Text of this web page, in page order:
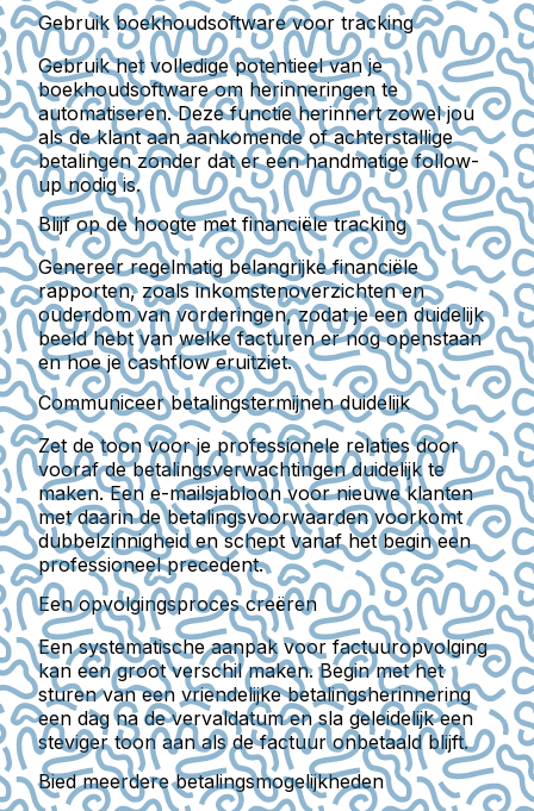
Gebruik boekhoudsoftware voor tracking
Gebruik het volledige potentieel van je
boekhoudsoftware om herinneringen te
automatiseren. Deze functie herinnert zowel jou
als de klant aan aankomende of achterstallige
betalingen zonder dat er een handmatige follow-
up nodig is.
Blijf op de hoogte met financiële tracking
Genereer regelmatig belangrijke financiële
rapporten, zoals inkomstenoverzichten en
ouderdom van vorderingen, zodat je een duidelijk
beeld hebt van welke facturen er nog openstaan
en hoe je cashflow eruitziet.
Communiceer betalingstermijnen duidelijk
Zet de toon voor je professionele relaties door
vooraf de betalingsverwachtingen duidelijk te
maken. Een e-mailsjabloon voor nieuwe klanten
met daarin de betalingsvoorwaarden voorkomt
dubbelzinnigheid en schept vanaf het begin een
professioneel precedent.
Een opvolgingsproces creëren
Een systematische aanpak voor factuuropvolging
kan een groot verschil maken. Begin met het
sturen van een vriendelijke betalingsherinnering
een dag na de vervaldatum en sla geleidelijk een
steviger toon aan als de factuur onbetaald blijft.
Bied meerdere betalingsmogelijkheden